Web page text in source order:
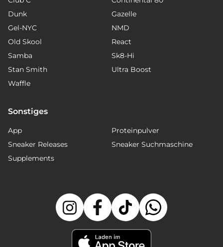
Dunk
Gazelle
Gel-NYC
NMD
Old Skool
React
Samba
Sk8-Hi
Stan Smith
Ultra Boost
Waffle
Sonstiges
App
Proteinpulver
Sneaker Releases
Sneaker Suchmaschine
Supplements